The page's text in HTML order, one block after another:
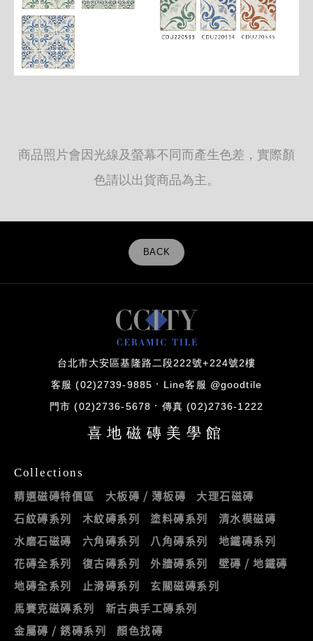
商品照片會因光線及螢幕不同而產生色差，實際顏
色請以出貨商品為主。
BACK
台北市大安區基隆路二段222號+224號2樓
客服 (02)2739-9885 Line客服 @goodtile
門市 (02)2736-5678 傳真 (02)2736-1222
喜地磁磚美學館
Collections
精選磁磚特價區 大板磚 / 薄板磚
大理石磁磚
石紋磚系列
木紋磚系列 塗料磚系列
清水模磁磚
水磨石磁磚
六角磚系列 八角磚系列
地鐵磚系列
花磚全系列
復古磚系列 外牆磚系列
壁磚 / 地鐵磚
地磚全系列
止滑磚系列
玄關磁磚系列
馬賽克磁磚系列
新古典手工磚系列
金屬磚 / 銹磚系列
顏色找磚